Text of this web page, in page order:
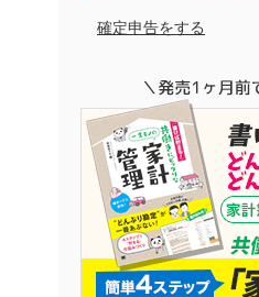
確定申告をする